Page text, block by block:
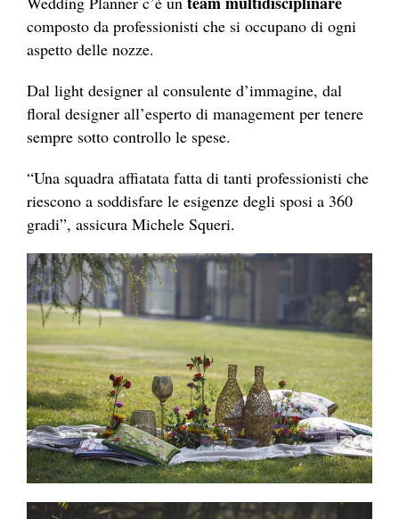
composto da professionisti che si occupano di ogni
aspetto delle nozze.
Dal light designer al consulente d’immagine, dal
floral designer all’esperto di management per tenere
sempre sotto controllo le spese.
“Una squadra affiatata fatta di tanti professionisti che
riescono a soddisfare le esigenze degli sposi a 360
gradi”, assicura Michele Squeri.